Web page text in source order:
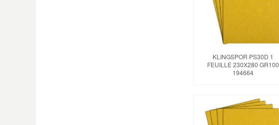
KLINGSPOR PS30D 1
FEUILLE 230X280 GR100
194664